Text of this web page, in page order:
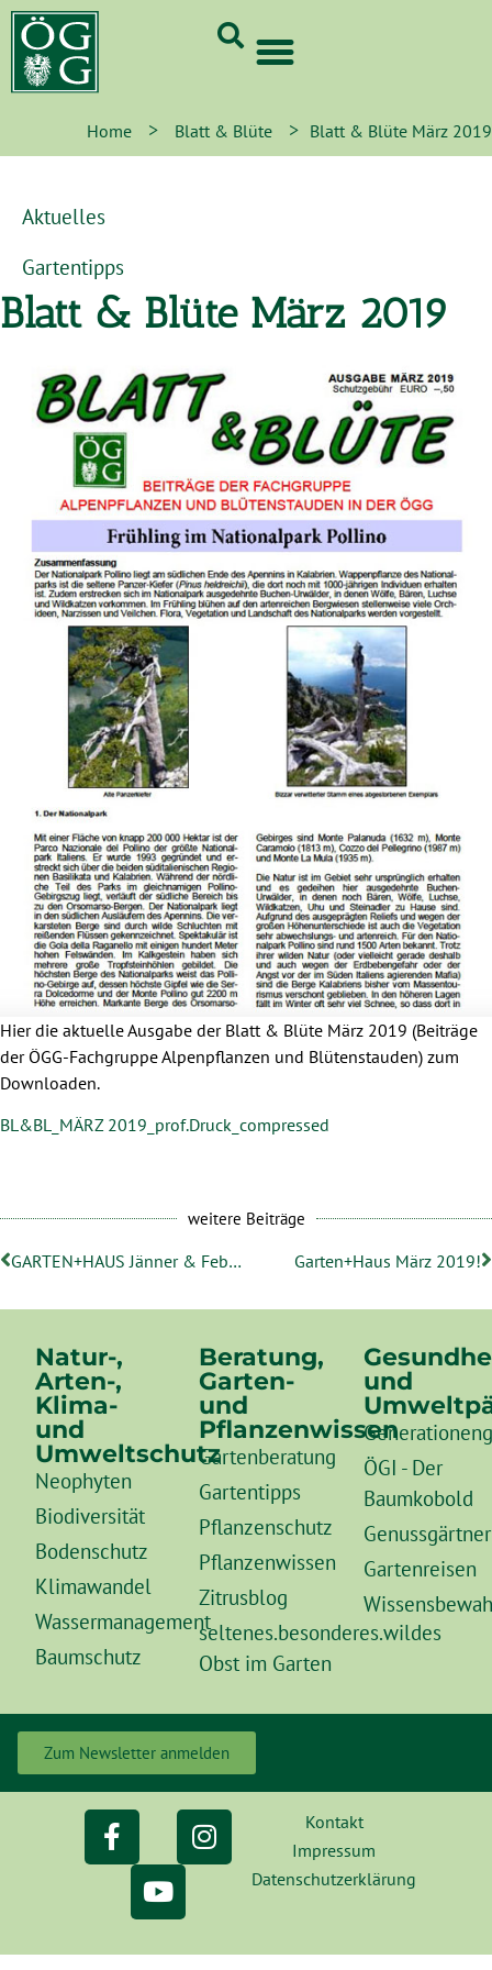
Home > Blatt & Blüte > Blatt & Blüte März 2019
Aktuelles
Gartentipps
Blatt & Blüte März 2019
Hier die aktuelle Ausgabe der Blatt & Blüte März 2019 (Beiträge
der ÖGG-Fachgruppe Alpenpflanzen und Blütenstauden) zum
Downloaden.
BL&BL_MÄRZ 2019_prof.Druck_compressed
weitere Beiträge
GARTEN+HAUS Jänner & Februar 2019 Garten+Haus März 2019!
Natur-,
Arten-,
Klima-
und
Umweltschutz
Neophyten
Biodiversität
Bodenschutz
Klimawandel
Wassermanagement
Baumschutz
Beratung,
Garten-
und
Pflanzenwissen
Gartenberatung
Gartentipps
Pflanzenschutz
Pflanzenwissen
Zitrusblog
seltenes.besonderes.wildes
Obst im Garten
und
ÖGI - Der
Baumkobold
Gartenreisen
Zum Newsletter anmelden
Kontakt
Impressum
Datenschutzerklärung